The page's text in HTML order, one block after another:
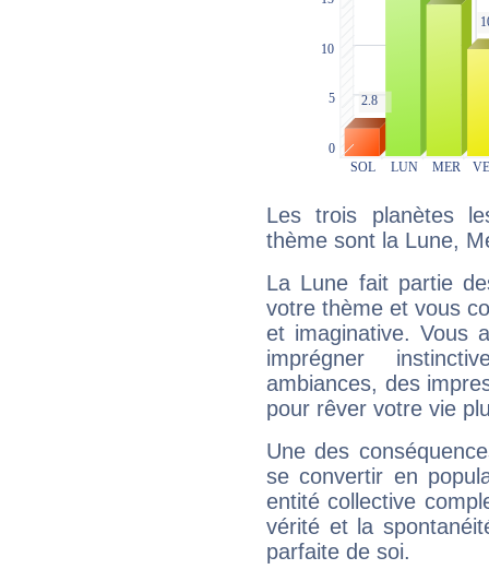
Les trois planètes
thème sont la Lune,
La Lune fait partie
votre thème et vous
et imaginative. Vous
imprégner
ambiances, des
pour rêver votre vie
Une des
se convertir en
entité collective
vérité et la
parfaite de soi.